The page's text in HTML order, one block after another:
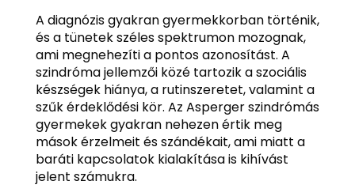
A diagnózis gyakran gyermekkorban történik,
és a tünetek széles spektrumon mozognak,
ami megnehezíti a pontos azonosítást. A
szindróma jellemzői közé tartozik a szociális
készségek hiánya, a rutinszeretet, valamint a
szűk érdeklődési kör. Az Asperger szindrómás
gyermekek gyakran nehezen értik meg
mások érzelmeit és szándékait, ami miatt a
baráti kapcsolatok kialakítása is kihívást
jelent számukra.